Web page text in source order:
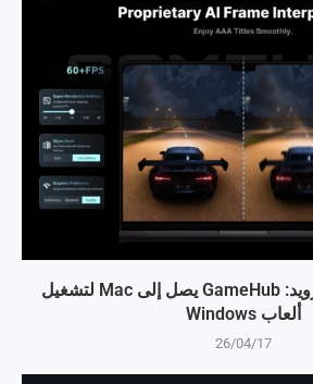
بعد هيمنته على أندرويد: GameHub يصل إلى Mac لتشغيل
ألعاب Windows
26/04/17